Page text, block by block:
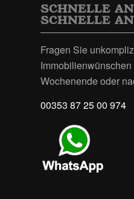
SCHNELLE
SCHNELLE
Fragen Sie
Wochenende oder
00353 87 25 00 974